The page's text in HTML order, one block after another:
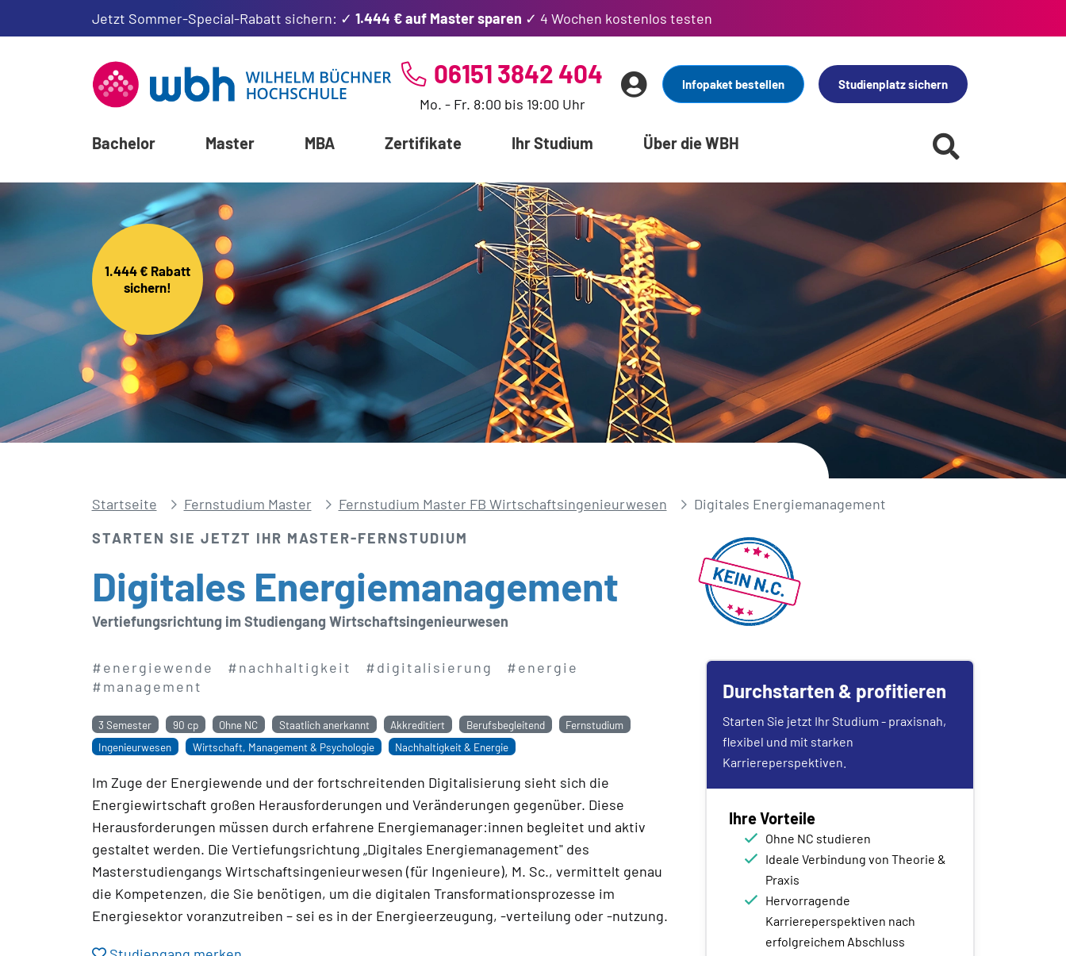
Jetzt Sommer-Special-Rabatt sichern: ✓ 1.444 € auf Master sparen ✓ 4 Wochen kostenlos testen
06151 3842 404
Mo. - Fr. 8:00 bis 19:00 Uhr
Infopaket bestellen Studienplatz sichern
Bachelor Master MBA Zertifikate Ihr Studium Über die WBH
1.444 € Rabatt
sichern!
Startseite Fernstudium Master Fernstudium Master FB Wirtschaftsingenieurwesen
Digitales Energie­management
STARTEN SIE JETZT IHR MASTER-FERNSTUDIUM
Digitales Energie­management
Vertiefungsrichtung im Studiengang Wirtschaftsingenieurwesen
#energiewende #nachhaltigkeit #digitalisierung
#energie
#management
3 Semester 90 cp Ohne NC Staatlich anerkannt Akkreditiert Berufsbegleitend
Fernstudium
Ingenieurwesen
Wirtschaft, Management & Psychologie Nachhaltigkeit & Energie
Im Zuge der Energiewende und der fortschreitenden Digitalisierung sieht sich die
Energiewirtschaft großen Herausforderungen und Veränderungen gegenüber. Diese
Herausforderungen müssen durch erfahrene Energiemanager:innen begleitet und aktiv
gestaltet werden. Die Vertiefungsrichtung „Digitales Energiemanagement" des
Masterstudiengangs Wirtschaftsingenieurwesen (für Ingenieure), M. Sc., vermittelt genau
die Kompetenzen, die Sie benötigen, um die digitalen Transformationsprozesse im
Energiesektor voranzutreiben – sei es in der Energieerzeugung, -verteilung oder -nutzung.
Durchstarten & profitieren
Starten Sie jetzt Ihr Studium - praxisnah,
flexibel und mit starken
Karriereperspektiven.
Ihre Vorteile
Ohne NC studieren
Ideale Verbindung von Theorie &
Praxis
Hervorragende
Karriereperspektiven nach
erfolgreichem Abschluss